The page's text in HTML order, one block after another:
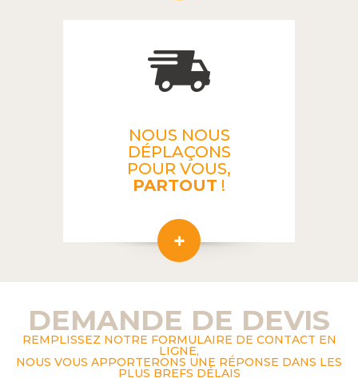
NOUS NOUS
DÉPLAÇONS
POUR VOUS,
PARTOUT !
DEMANDE DE DEVIS
REMPLISSEZ NOTRE FORMULAIRE DE CONTACT EN
LIGNE,
NOUS VOUS APPORTERONS UNE RÉPONSE DANS LES
PLUS BREFS DÉLAIS